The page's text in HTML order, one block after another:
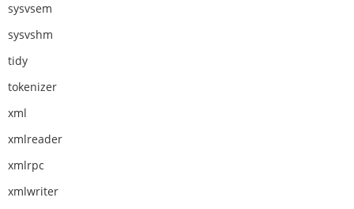
sysvsem
sysvshm
tidy
tokenizer
xml
xmlreader
xmlrpc
xmlwriter